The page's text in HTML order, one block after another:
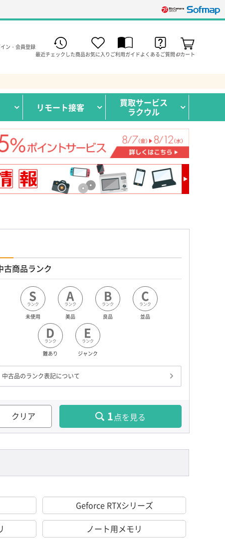
ン・会員登録
最近チェックした商品お気に入り ご利用ガイドよくあるご質問 カート
リモート接客 買取サービス
ラクウル
古商品ランク
S
ランク
未使用
A
ランク
美品
B
ランク
良品
C
ランク
並品
D
ランク
難あり
E
ランク
ジャンク
中古品のランク表記について
クリア 1点を見る
Geforce RTXシリーズ
ノート用メモリ